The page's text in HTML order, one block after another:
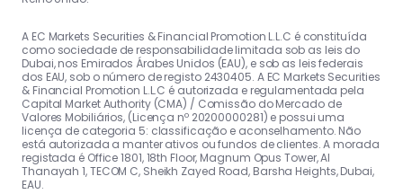
A EC Markets Securities & Financial Promotion L.L.C é constituída
como sociedade de responsabilidade limitada sob as leis do
Dubai, nos Emirados Árabes Unidos (EAU), e sob as leis federais
dos EAU, sob o número de registo 2430405. A EC Markets Securities
& Financial Promotion L.L.C é autorizada e regulamentada pela
Capital Market Authority (CMA) / Comissão do Mercado de
Valores Mobiliários, (Licença nº 20200000281) e possui uma
licença de categoria 5: classificação e aconselhamento. Não
está autorizada a manter ativos ou fundos de clientes. A morada
registada é Office 1801, 18th Floor, Magnum Opus Tower, Al
Thanayah 1, TECOM C, Sheikh Zayed Road, Barsha Heights, Dubai,
EAU.